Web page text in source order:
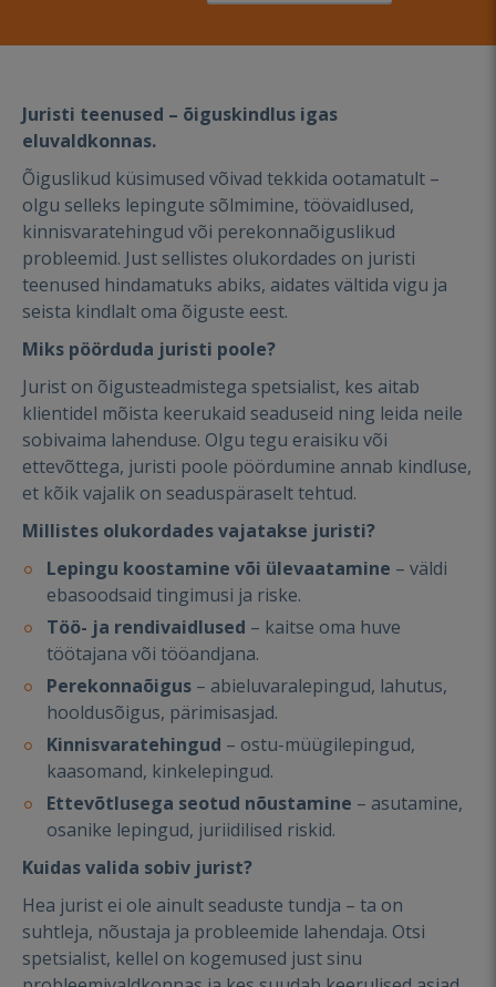
Juristi teenused – õiguskindlus igas
eluvaldkonnas.
Õiguslikud küsimused võivad tekkida ootamatult –
olgu selleks lepingute sõlmimine, töövaidlused,
kinnisvaratehingud või perekonnaõiguslikud
probleemid. Just sellistes olukordades on juristi
teenused hindamatuks abiks, aidates vältida vigu ja
seista kindlalt oma õiguste eest.
Miks pöörduda juristi poole?
Jurist on õigusteadmistega spetsialist, kes aitab
klientidel mõista keerukaid seaduseid ning leida neile
sobivaima lahenduse. Olgu tegu eraisiku või
ettevõttega, juristi poole pöördumine annab kindluse,
et kõik vajalik on seaduspäraselt tehtud.
Millistes olukordades vajatakse juristi?
Lepingu koostamine või ülevaatamine – väldi
ebasoodsaid tingimusi ja riske.
Töö- ja rendivaidlused – kaitse oma huve
töötajana või tööandjana.
Perekonnaõigus – abieluvaralepingud, lahutus,
hooldusõigus, pärimisasjad.
Kinnisvaratehingud – ostu-müügilepingud,
kaasomand, kinkelepingud.
Ettevõtlusega seotud nõustamine – asutamine,
osanike lepingud, juriidilised riskid.
Kuidas valida sobiv jurist?
Hea jurist ei ole ainult seaduste tundja – ta on
suhtleja, nõustaja ja probleemide lahendaja. Otsi
spetsialist, kellel on kogemused just sinu